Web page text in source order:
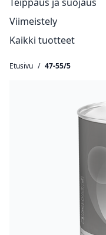
Viimeistely
Kaikki tuotteet
Etusivu / 47-55/5